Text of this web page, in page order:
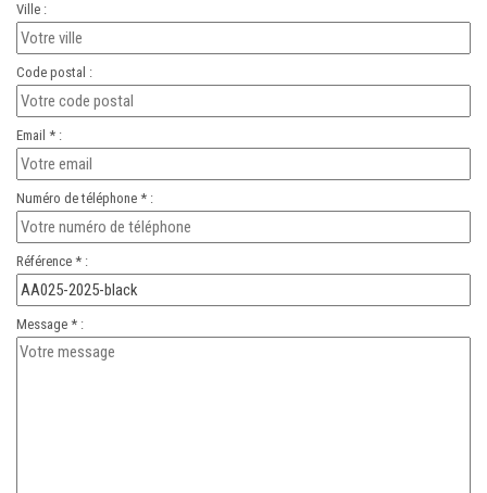
Ville :
Code postal :
Email * :
Numéro de téléphone * :
Référence * :
Message * :